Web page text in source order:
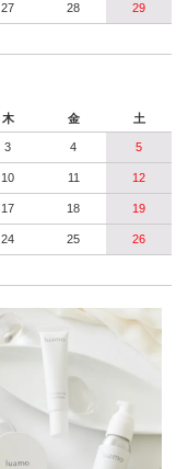
27 28 29
木 金 土
3 4 5
10 11 12
17 18 19
24 25 26